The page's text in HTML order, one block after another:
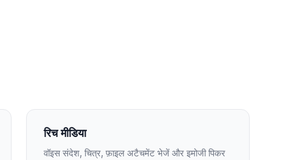
रिच मीडिया
वॉइस संदेश, चित्र, फ़ाइल अटैचमेंट भेजें और इमोजी पिकर